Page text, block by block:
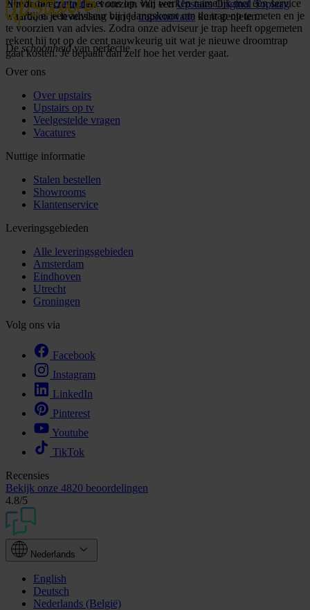
zijn de overzettreden voorzien van eenUpstairs Original Toplaag
waardoor je levenslang van jetraprenovatie kunt genieten.
Neem dancontactmet ons op. Wij werken namelijk met een service
waarbij er een adviseur bij je langskomt om de trap op te meten en je
te voorzien van advies. Zodra onze adviseur je trap heeft opgemeten
rekent hij tot op de cent nauwkeurig uit wat je nieuwe droomtrap
gaat kosten. Je bepaalt dan zelf hoe het verder gaat.
Deschoonheidvan perfectie
Over ons
Over upstairs
Upstairs op tv
Veelgestelde vragen
Vacatures
Nuttige informatie
Stalen bestellen
Showrooms
Klantenservice
Leveringsgebieden
Alle leveringsgebieden
Amsterdam
Eindhoven
Utrecht
Groningen
Volg ons via
Facebook
Instagram
LinkedIn
Pinterest
Youtube
TikTok
Recensies
Bekijk onze 4820 beoordelingen
4.8/5
Nederlands
English
Deutsch
Nederlands (België)